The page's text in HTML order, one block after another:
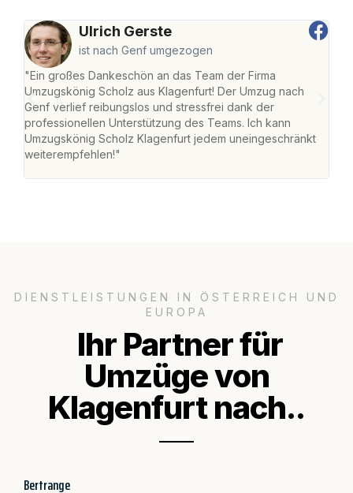
Ulrich Gerste
ist nach Genf umgezogen
"Ein großes Dankeschön an das Team der Firma
Umzugskönig Scholz aus Klagenfurt! Der Umzug nach
Genf verlief reibungslos und stressfrei dank der
professionellen Unterstützung des Teams. Ich kann
Umzugskönig Scholz Klagenfurt jedem uneingeschränkt
weiterempfehlen!"
DIENSTLEISTUNGEN IN ÖSTERREICH UND
EUROPA
Ihr Partner für
Umzüge von
Klagenfurt nach..
Bertrange